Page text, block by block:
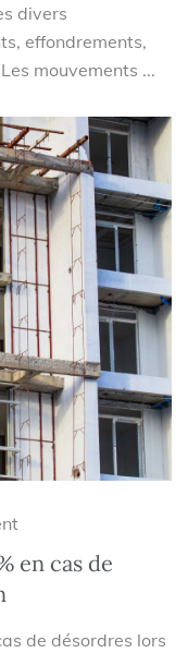
divers
effondrements,
mouvements ...
en cas de
de désordres lors